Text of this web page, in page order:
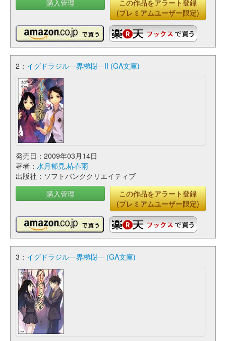
購入管理
この作品をアラート登録
(プレミアムユーザー限定)
2： イグドラジル―界梯樹―II (GA文庫)
発売日：2009年03月14日
著者： 水月郁見,椿春雨
出版社：ソフトバンククリエイティブ
購入管理
この作品をアラート登録
(プレミアムユーザー限定)
3： イグドラジル―界梯樹― (GA文庫)